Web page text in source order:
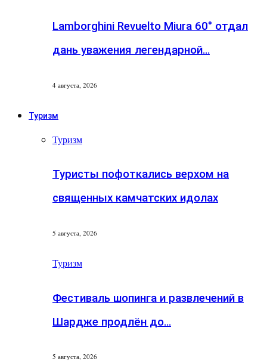
Lamborghini Revuelto Miura 60° отдал
дань уважения легендарной…
4 августа, 2026
Туризм
Туризм
Туристы пофоткались верхом на
священных камчатских идолах
5 августа, 2026
Туризм
Фестиваль шопинга и развлечений в
Шардже продлён до…
5 августа, 2026